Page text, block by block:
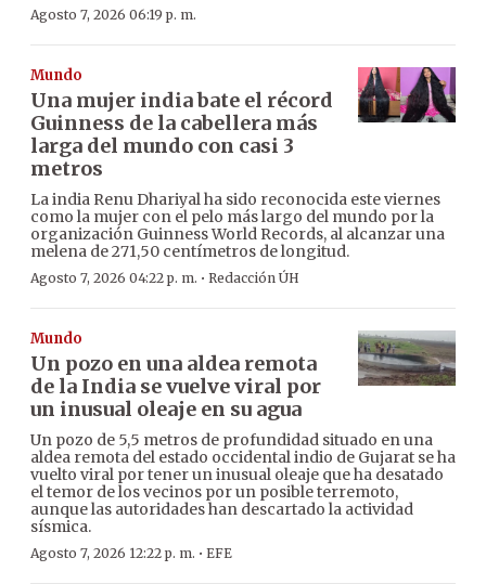
Agosto 7, 2026 06:19 p. m.
Mundo
Una mujer india bate el récord
Guinness de la cabellera más
larga del mundo con casi 3
metros
La india Renu Dhariyal ha sido reconocida este viernes
como la mujer con el pelo más largo del mundo por la
organización Guinness World Records, al alcanzar una
melena de 271,50 centímetros de longitud.
Agosto 7, 2026 04:22 p. m. · Redacción ÚH
Mundo
Un pozo en una aldea remota
de la India se vuelve viral por
un inusual oleaje en su agua
Un pozo de 5,5 metros de profundidad situado en una
aldea remota del estado occidental indio de Gujarat se ha
vuelto viral por tener un inusual oleaje que ha desatado
el temor de los vecinos por un posible terremoto,
aunque las autoridades han descartado la actividad
sísmica.
Agosto 7, 2026 12:22 p. m. · EFE